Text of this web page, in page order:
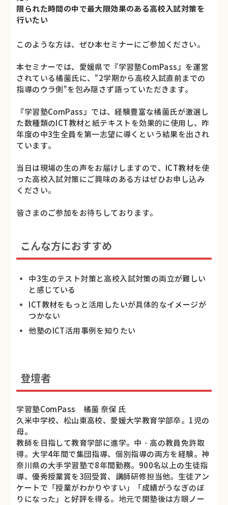
限られた時間の中で最大限効果のある高校入試対策を
行いたい
このような方は、ぜひ本セミナーにご参加ください。
本セミナーでは、愛媛県で『学習塾ComPass』を運営
されている橘薗氏に、”2学期から高校入試直前までの
指導のウラ側”を包み隠さず語っていただきます。
『学習塾ComPass』では、経験豊富な橘薗氏が激選し
た数種類のICT教材と紙テキストを効果的に使用し、昨
年度の中3生全員を第一志望に導くという結果を出され
ています。
当日は現場の生の声をお届けしますので、ICT教材を使
った高校入試対策にご興味のある方はぜひお申し込み
ください。
皆さまのご参加をお待ちしております。
こんな方におすすめ
中3生のテスト対策と高校入試対策の両立が難しい
と感じている
ICT教材をもっと活用したいが具体的なイメージが
つかない
他塾のICT活用事例を知りたい
登壇者
学習塾ComPass 橘薗 奈保 氏
久米中学校、松山東高校、愛媛大学教育学部卒。1児の
母。
教師を目指して教育学部に進学。中・高の教員免許取
得。大学4年間で集団指導、個別指導の両方を経験。神
奈川県の大手学習塾で8年間勤務。900名以上の生徒指
導、優秀授業賞を3回受賞、講師研修担当他。生徒アン
ケートで「授業がわかりやすい」「成績がうなぎのぼ
りになった」と好評を得る。地元で開塾後は方眼ノー